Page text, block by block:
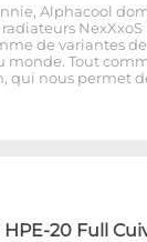
Alphacool
NexXxoS
de variantes de
monde. Tout
qui nous permet
20 Full